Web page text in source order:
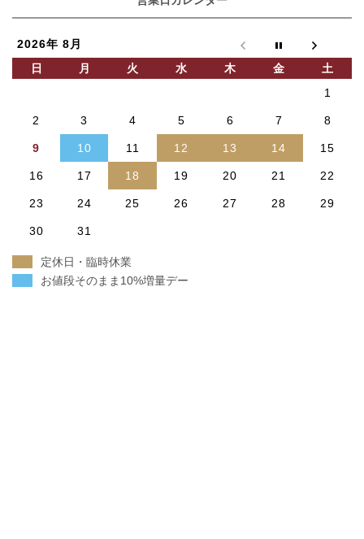
2026年 8月
日
月 火 水 木 金
土
1
2 3 4 5 6 7 8
9 10 11 12 13 14 15
16 17 18 19 20 21 22
23 24 25 26 27 28 29
30 31
定休日・臨時休業
お値段そのまま10%増量デー